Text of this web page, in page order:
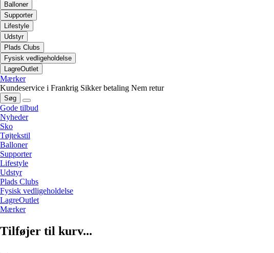
Balloner
Supporter
Lifestyle
Udstyr
Plads Clubs
Fysisk vedligeholdelse
LagreOutlet
Mærker
Kundeservice i Frankrig Sikker betaling Nem retur
Søg
Gode tilbud
Nyheder
Sko
Tøjtekstil
Balloner
Supporter
Lifestyle
Udstyr
Plads Clubs
Fysisk vedligeholdelse
LagreOutlet
Mærker
Tilføjer til kurv...